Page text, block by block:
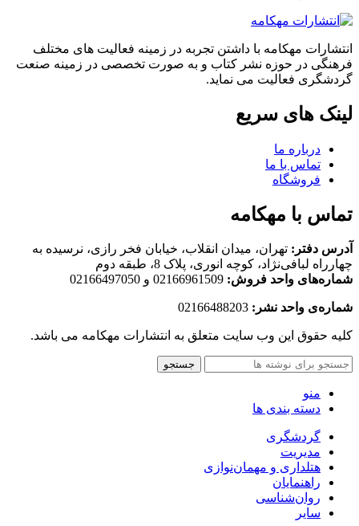
انتشارات مهکامه با داشتن تجربه در زمینه فعالیت های مختلف
فرهنگی در حوزه نشر کتاب و به صورت تخصصی در زمینه صنعت
گردشگری فعالیت می نماید.
لینک های سریع
درباره ما
تماس با ما
فروشگاه
تماس با مهکامه
آدرس دفتر: تهران، میدان انقلاب، خیابان فخر رازی، نرسیده به
چهارراه لبافی‌نژاد، کوچه انوری، پلاک 8، طبقه دوم
شماره‌های واحد فروش: 02166961509 و 02166497050
شماره‌‌ی واحد نشر:
کلیه حقوق این وب سایت متعلق به انتشارات مهکامه می باشد.
جستجو
منو
دسته بندی ها
گردشگری
مدیریت
هتلداری و مهمان‌نوازی
راهنمایان
روان‌شناسی
سایر